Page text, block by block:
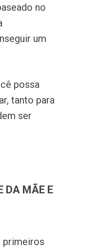
no
um
possa
tanto para
ser
DA MÃE E
primeiros